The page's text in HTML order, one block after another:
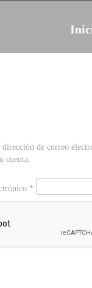
de correo
cuenta.
*